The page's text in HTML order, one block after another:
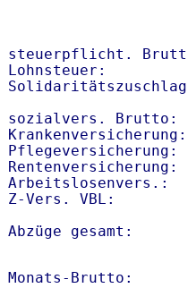
steuerpflicht.
Lohnsteuer:
sozialvers. Brutto:
Arbeitslosenvers.:
Z-Vers. VBL:
Abzüge gesamt:
Monats-